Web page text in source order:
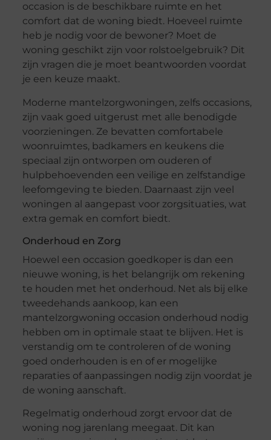
occasion is de beschikbare ruimte en het
comfort dat de woning biedt. Hoeveel ruimte
heb je nodig voor de bewoner? Moet de
woning geschikt zijn voor rolstoelgebruik? Dit
zijn vragen die je moet beantwoorden voordat
je een keuze maakt.
Moderne mantelzorgwoningen, zelfs occasions,
zijn vaak goed uitgerust met alle benodigde
voorzieningen. Ze bevatten comfortabele
woonruimtes, badkamers en keukens die
speciaal zijn ontworpen om ouderen of
hulpbehoevenden een veilige en zelfstandige
leefomgeving te bieden. Daarnaast zijn veel
woningen al aangepast voor zorgsituaties, wat
extra gemak en comfort biedt.
Onderhoud en Zorg
Hoewel een occasion goedkoper is dan een
nieuwe woning, is het belangrijk om rekening
te houden met het onderhoud. Net als bij elke
tweedehands aankoop, kan een
mantelzorgwoning occasion onderhoud nodig
hebben om in optimale staat te blijven. Het is
verstandig om te controleren of de woning
goed onderhouden is en of er mogelijke
reparaties of aanpassingen nodig zijn voordat je
de woning aanschaft.
Regelmatig onderhoud zorgt ervoor dat de
woning nog jarenlang meegaat. Dit kan